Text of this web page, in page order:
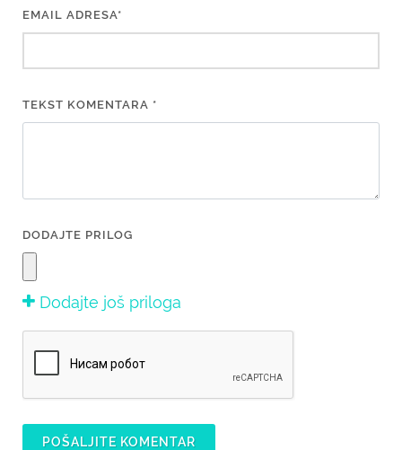
EMAIL ADRESA*
TEKST KOMENTARA *
DODAJTE PRILOG
Dodajte još priloga
POŠALJITE KOMENTAR